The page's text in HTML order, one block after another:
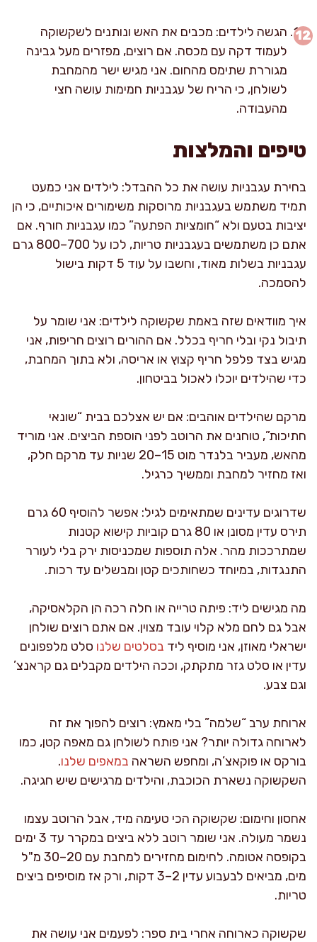
הגשה לילדים: מכבים את האש ונותנים לשקשוקה
לעמוד דקה עם מכסה. אם רוצים, מפזרים מעל גבינה
מגוררת שתימס מהחום. אני מגיש ישר מהמחבת
לשולחן, כי הריח של עגבניות חמימות עושה חצי
מהעבודה.
טיפים והמלצות
בחירת עגבניות עושה את כל ההבדל: לילדים אני כמעט
תמיד משתמש בעגבניות מרוסקות משימורים איכותיים, כי הן
יציבות בטעם ולא “חומציות הפתעה” כמו עגבניות חורף. אם
אתם כן משתמשים בעגבניות טריות, לכו על 700–800 גרם
עגבניות בשלות מאוד, וחשבו על עוד 5 דקות בישול
להסמכה.
איך מוודאים שזה באמת שקשוקה לילדים: אני שומר על
תיבול נקי ובלי חריף בכלל. אם ההורים רוצים חריפות, אני
מגיש בצד פלפל חריף קצוץ או אריסה, ולא בתוך המחבת,
כדי שהילדים יוכלו לאכול בביטחון.
מרקם שהילדים אוהבים: אם יש אצלכם בבית “שונאי
חתיכות”, טוחנים את הרוטב לפני הוספת הביצים. אני מוריד
מהאש, מעביר בלנדר מוט 15–20 שניות עד מרקם חלק,
ואז מחזיר למחבת וממשיך כרגיל.
שדרוגים עדינים שמתאימים לגיל: אפשר להוסיף 60 גרם
תירס עדין מסונן או 80 גרם קוביות קישוא קטנות
שמתרככות מהר. אלה תוספות שמכניסות ירק בלי לעורר
התנגדות, במיוחד כשחותכים קטן ומבשלים עד רכות.
מה מגישים ליד: פיתה טרייה או חלה רכה הן הקלאסיקה,
אבל גם לחם מלא קלוי עובד מצוין. אם אתם רוצים שולחן
ישראלי מאוזן, אני מוסיף ליד בסלטים שלנו סלט מלפפונים
עדין או סלט גזר מתקתק, וככה הילדים מקבלים גם קראנצ’
וגם צבע.
ארוחת ערב “שלמה” בלי מאמץ: רוצים להפוך את זה
לארוחה גדולה יותר? אני פותח לשולחן גם מאפה קטן, כמו
בורקס או פוקאצ’ה, ומחפש השראה במאפים שלנו.
השקשוקה נשארת הכוכבת, והילדים מרגישים שיש חגיגה.
אחסון וחימום: שקשוקה הכי טעימה מיד, אבל הרוטב עצמו
נשמר מעולה. אני שומר רוטב ללא ביצים במקרר עד 3 ימים
בקופסה אטומה. לחימום מחזירים למחבת עם 20–30 מ"ל
מים, מביאים לבעבוע עדין 2–3 דקות, ורק אז מוסיפים ביצים
טריות.
שקשוקה כארוחה אחרי בית ספר: לפעמים אני עושה את